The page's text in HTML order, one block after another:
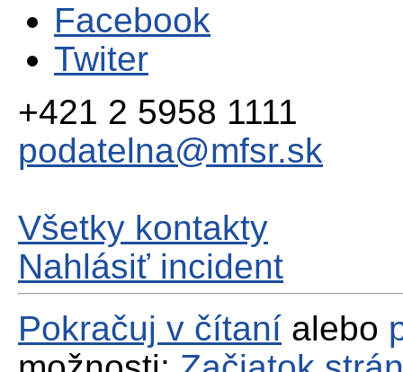
Facebook
Twiter
+421 2 5958 1111
podatelna@mfsr.sk
Všetky kontakty
Nahlásiť incident
Pokračuj v čítaní alebo